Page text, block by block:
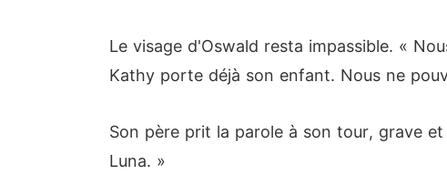
Le visage d'Oswald resta impassible. «
Kathy porte déjà son enfant. Nous ne
Son père prit la parole à son tour, grave
Luna. »